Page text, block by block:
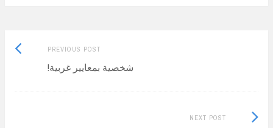
PREVIOUS POST
Previous
post:شخصية بمعايير غربية!
NEXT POST
Next